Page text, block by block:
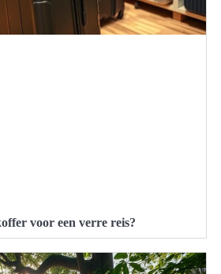
voor een verre reis?